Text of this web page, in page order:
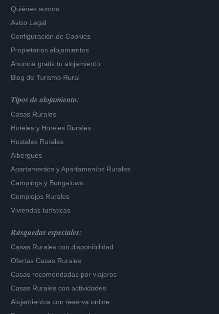
Quiénes somos
Aviso Legal
Configuración de Cookies
Propietarios alojamientos
Anuncia gratis tu alojamiento
Blog de Turismo Rural
Tipos de alojamiento:
Casas Rurales
Hoteles y Hoteles Rurales
Hostales Rurales
Albergues
Apartamentos yApartamentos Rurales
Campings y Bungalows
Complejos Rurales
Viviendas turísticas
Búsquedas especiales:
Casas Rurales con disponibilidad
Ofertas Casas Rurales
Casas recomendadas por viajeros
Casas Rurales con actividades
Alojamientos con reserva online